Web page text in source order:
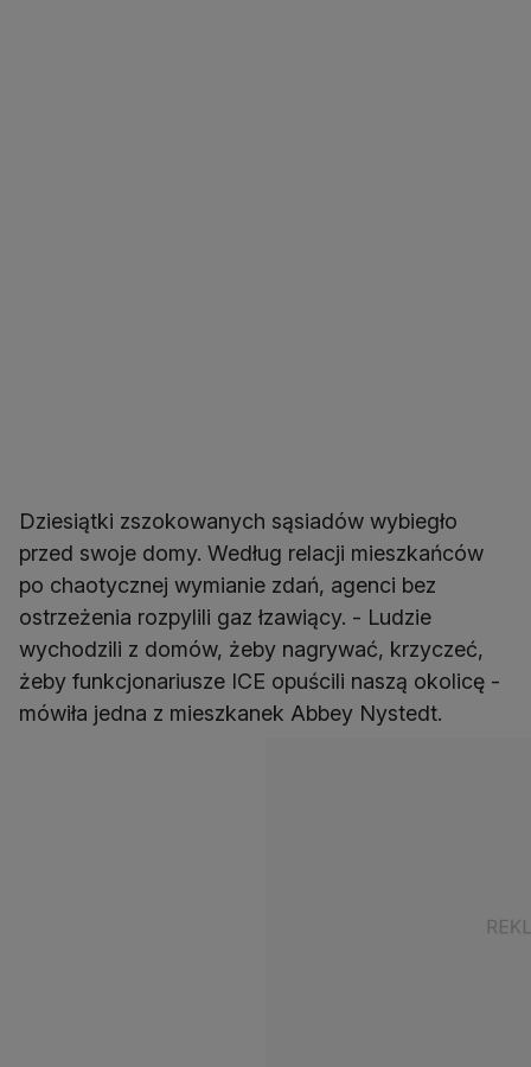
Dziesiątki zszokowanych sąsiadów wybiegło
przed swoje domy. Według relacji mieszkańców
po chaotycznej wymianie zdań, agenci bez
ostrzeżenia rozpylili gaz łzawiący. - Ludzie
wychodzili z domów, żeby nagrywać, krzyczeć,
żeby funkcjonariusze ICE opuścili naszą okolicę -
mówiła jedna z mieszkanek Abbey Nystedt.